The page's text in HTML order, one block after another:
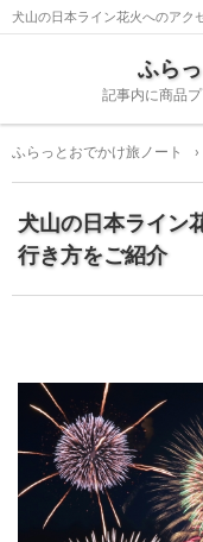
犬山の日本ライン花火へのア
ふら
記事内に商品
ふらっとおでかけ旅ノート ›
犬山の日本ライ
行き方をご紹介